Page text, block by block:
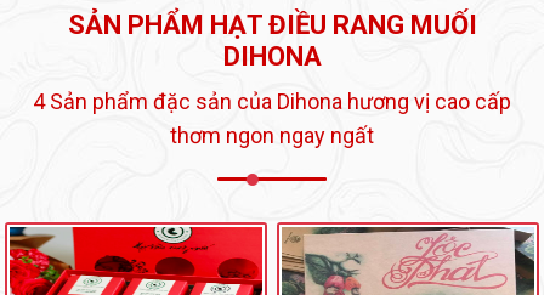
SẢN PHẨM HẠT ĐIỀU RANG MUỐI
DIHONA
4 Sản phẩm đặc sản của Dihona hương vị cao cấp
thơm ngon ngay ngất